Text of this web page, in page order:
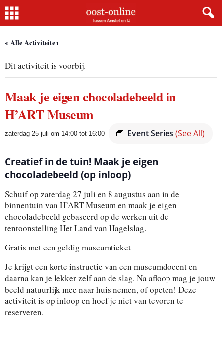
Home
« Alle Activiteiten
Dit activiteit is voorbij.
Maak je eigen chocoladebeeld in
H’ART Museum
zaterdag 25 juli om 14:00 tot 16:00 Event Series (See All)
Creatief in de tuin! Maak je eigen
chocoladebeeld (op inloop)
Schuif op zaterdag 27 juli en 8 augustus aan in de
binnentuin van H’ART Museum en maak je eigen
chocoladebeeld gebaseerd op de werken uit de
tentoonstelling Het Land van Hagelslag.
Gratis met een geldig museumticket
Je krijgt een korte instructie van een museumdocent en
daarna kan je lekker zelf aan de slag. Na afloop mag je jouw
beeld natuurlijk mee naar huis nemen, of opeten! Deze
activiteit is op inloop en hoef je niet van tevoren te
reserveren.